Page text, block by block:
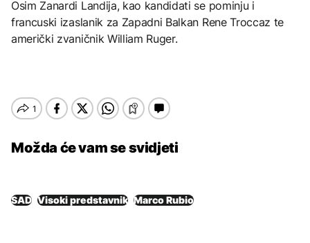
Osim Zanardi Landija, kao kandidati se pominju i
francuski izaslanik za Zapadni Balkan Rene Troccaz te
američki zvaničnik William Ruger.
Možda će vam se svidjeti
SAD Visoki predstavnik Marco Rubio